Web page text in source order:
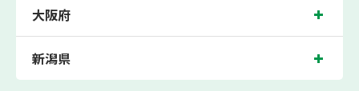
大阪府
新潟県